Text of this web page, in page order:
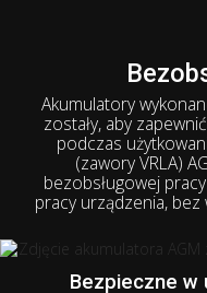
Akumulatory
zostały, aby
podczas
(zawory VRLA)
bezobsługowej
pracy urządzenia,
Bezpieczne w